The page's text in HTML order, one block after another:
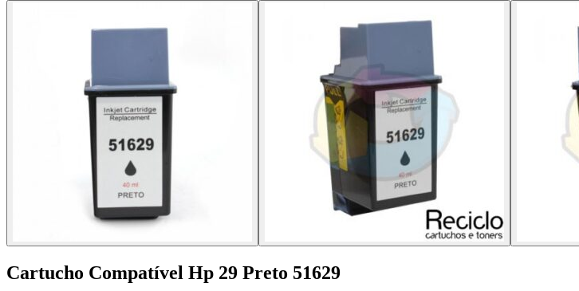
Cartucho Compatível Hp 29 Preto 51629